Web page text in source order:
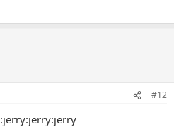
#12
:jerry:jerry:jerry